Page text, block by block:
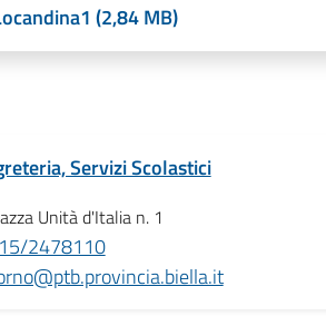
(2,84 MB)
Servizi Scolastici
Unità d'Italia n. 1
2478110